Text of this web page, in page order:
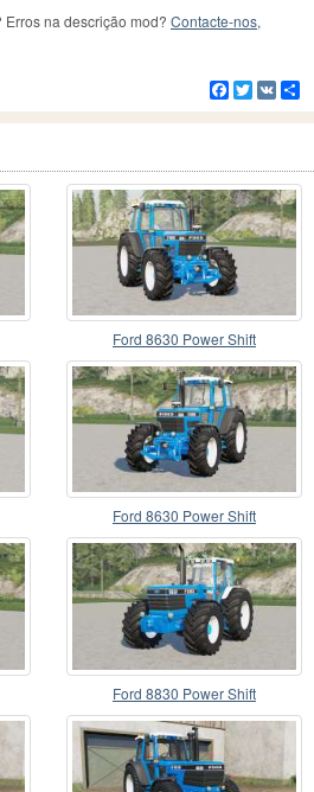
na descrição mod? Contacte-nos,
Facebook
Twitter
VK
Ford 8630 Power Shift
Ford 8630 Power Shift
Ford 8830 Power Shift